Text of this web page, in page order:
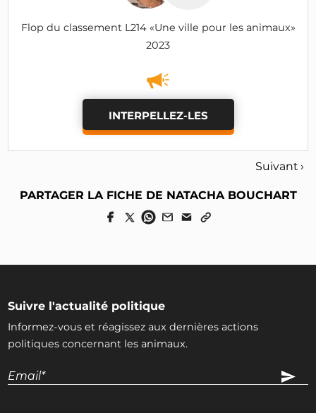
Flop du classement L214 «Une ville pour les animaux»
2023
INTERPELLEZ-LES
Suivant ›
PARTAGER LA FICHE DE NATACHA BOUCHART
Suivre l'actualité politique
Informez-vous et réagissez aux dernières actions
politiques concernant les animaux.